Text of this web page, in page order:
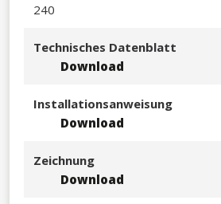
240​
Technisches Datenblatt
Download
Installationsanweisung
Download
Zeichnung
Download